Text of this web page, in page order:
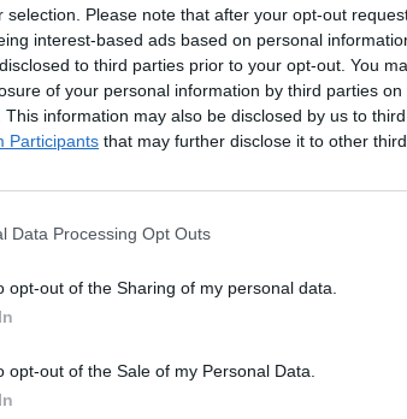
selection. Please note that after your opt-out
interest-based ads based on personal
to third parties prior to your opt-out. You
of your personal information by third parties on
This information may also be disclosed by us to
Participants that may further disclose it to other
Data Processing Opt Outs
opt-out of the Sharing of my personal data.
opt-out of the Sale of my Personal Data.
von Unterstützern sammeln,
Eine weitere, wenngleich
Mittel rechtzeitig aufzubringen,
und die damit verbundene
im Hinblick auf seinen politischen
eine beispiellose
Appell richtet sich an Trumps Anhänger, mit
beizutragen. Die Kampagne zielt darauf ab,
in dieser kritischen Zeit finanziell zu
Basis zu aktivieren und Ressourcen für seine